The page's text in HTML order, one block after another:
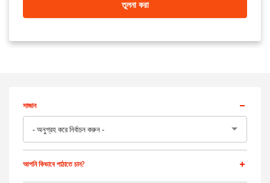
তুলনা করা
সাজান
- অনুগ্রহ করে নির্বাচন করুন -
আপনি কিভাবে পাঠাতে চান?